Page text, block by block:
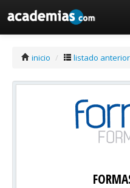
inicio / listado anterior